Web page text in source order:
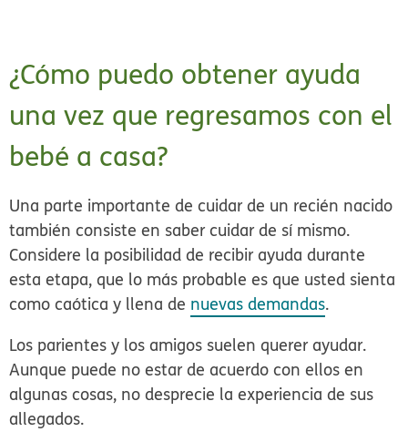
¿Cómo puedo obtener ayuda
una vez que regresamos con el
bebé a casa?
Una parte importante de cuidar de un recién nacido
también consiste en saber cuidar de sí mismo.
Considere la posibilidad de recibir ayuda durante
esta etapa, que lo más probable es que usted sienta
como caótica y llena de nuevas demandas.
Los parientes y los amigos suelen querer ayudar.
Aunque puede no estar de acuerdo con ellos en
algunas cosas, no desprecie la experiencia de sus
allegados.